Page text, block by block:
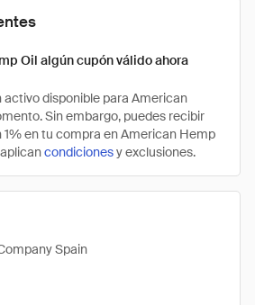
Spain
Oil algún cupón válido ahora
activo disponible para American
Sin embargo, puedes recibir
1% en tu compra en American Hemp
condicionesy exclusiones.